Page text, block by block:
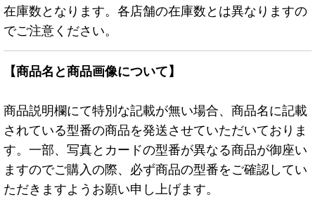
在庫数となります。各店舗の在庫数とは異なりますの
でご注意ください。
【商品名と商品画像について】
商品説明欄にて特別な記載が無い場合、商品名に記載
されている型番の商品を発送させていただいておりま
す。一部、写真とカードの型番が異なる商品が御座い
ますのでご購入の際、必ず商品の型番をご確認してい
ただきますようお願い申し上げます。